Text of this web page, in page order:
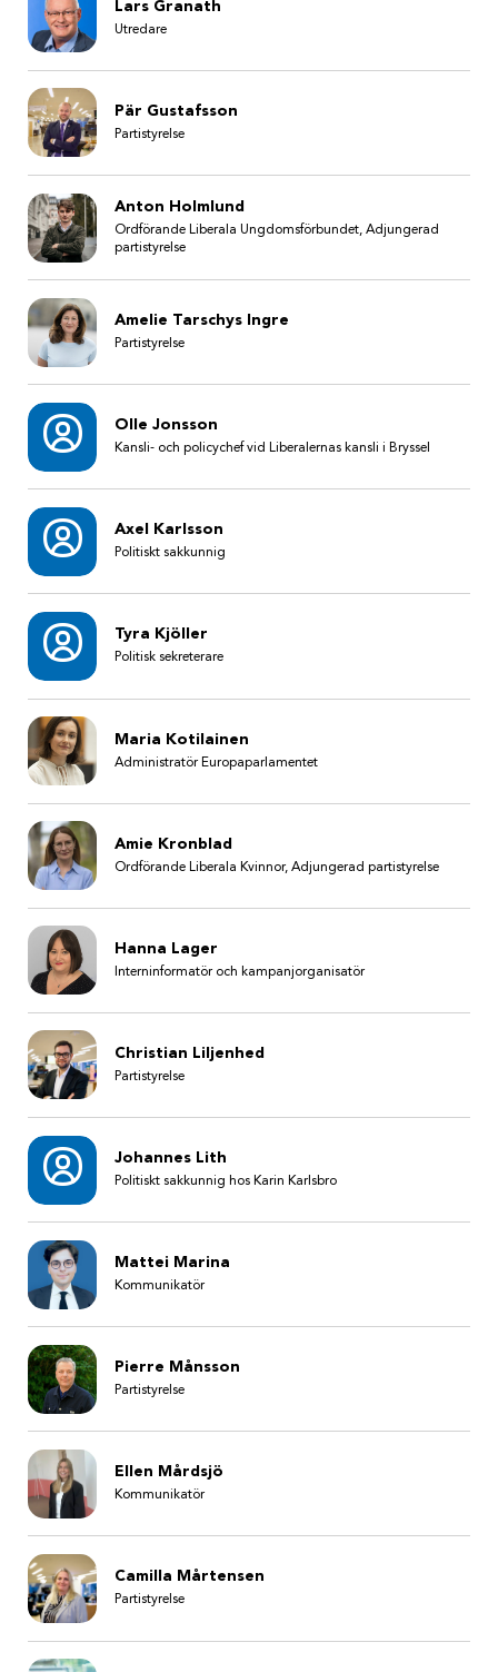
Lars Granath
Utredare
Pär Gustafsson
Partistyrelse
Anton Holmlund
Ordförande Liberala Ungdomsförbundet, Adjungerad
partistyrelse
Amelie Tarschys Ingre
Partistyrelse
Olle Jonsson
Kansli- och policychef vid Liberalernas kansli i Bryssel
Axel Karlsson
Politiskt sakkunnig
Tyra Kjöller
Politisk sekreterare
Maria Kotilainen
Administratör Europaparlamentet
Amie Kronblad
Ordförande Liberala Kvinnor, Adjungerad partistyrelse
Hanna Lager
Interninformatör och kampanjorganisatör
Christian Liljenhed
Partistyrelse
Johannes Lith
Politiskt sakkunnig hos Karin Karlsbro
Mattei Marina
Kommunikatör
Pierre Månsson
Partistyrelse
Ellen Mårdsjö
Kommunikatör
Camilla Mårtensen
Partistyrelse